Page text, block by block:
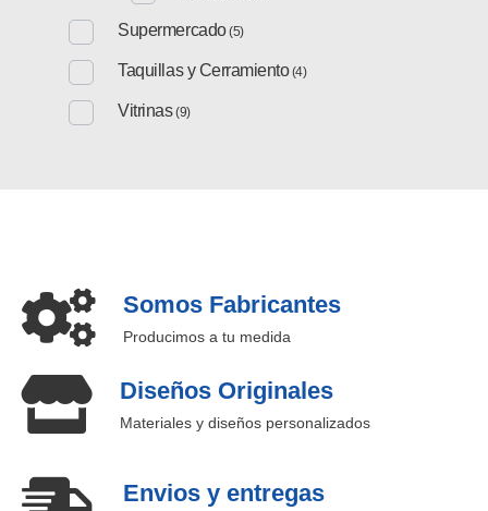
Supermercado(5)
Taquillas y Cerramiento(4)
Vitrinas(9)
Somos Fabricantes
Producimos a tu medida
Diseños Originales
Materiales y diseños personalizados
Envios y entregas